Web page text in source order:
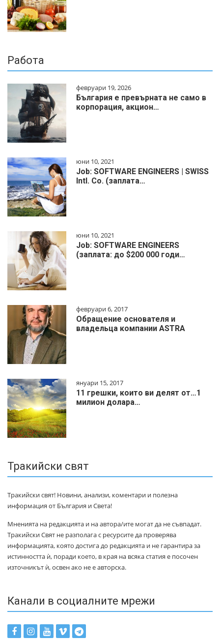
Работа
февруари 19, 2026
България е превърната не само в
корпорация, акцион…
юни 10, 2021
Job: SOFTWARE ENGINEERS | SWISS
Intl. Co. (заплата…
юни 10, 2021
Job: SOFTWARE ENGINEERS
(заплата: до $200 000 годи…
февруари 6, 2017
Обращение основателя и
владельца компании ASTRA
януари 15, 2017
11 грешки, които ви делят от…1
милиoн дoлapa…
Тракийски свят
Тракийски свят! Новини, анализи, коментари и полезна
информация от България и Света!
Мненията на редакцията и на автора/ите могат да не съвпадат.
Тракийски Свят не разполага с ресурсите да проверява
информацията, която достига до редакцията и не гарантира за
истинността ѝ, поради което, в края на всяка статия е посочен
източникът ѝ, освен ако не е авторска.
Канали в социалните мрежи